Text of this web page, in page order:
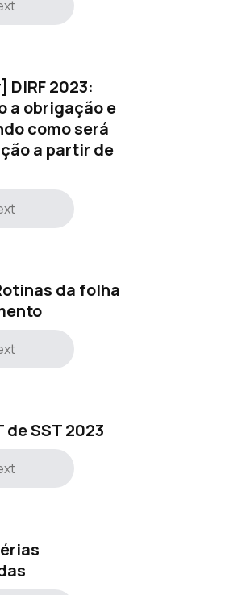
DIRF 2023:
a obrigação e
como será
a partir de
da folha
de SST 2023